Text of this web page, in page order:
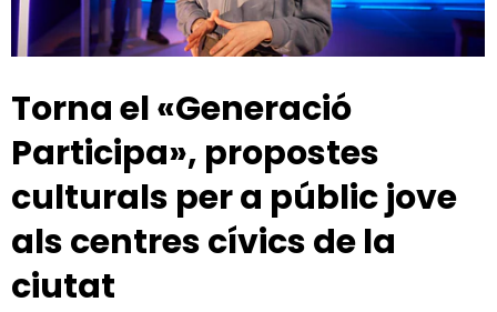
Torna el «Generació
Participa», propostes
culturals per a públic jove
als centres cívics de la
ciutat